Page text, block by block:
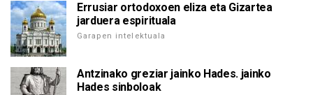
Errusiar ortodoxoen eliza eta Gizartea
jarduera espirituala
Garapen intelektuala
Antzinako greziar jainko Hades. jainko
Hades sinboloak